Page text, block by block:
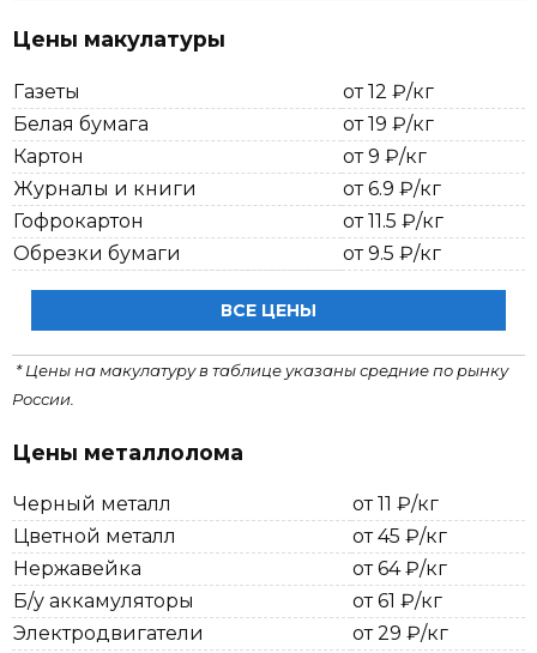
Цены макулатуры
Газеты
от 12 ₽/кг
Белая бумага
от 19 ₽/кг
Картон
от 9 ₽/кг
Журналы и книги
от 6.9 ₽/кг
Гофрокартон
от 11.5 ₽/кг
Обрезки бумаги
от 9.5 ₽/кг
ВСЕ ЦЕНЫ
* Цены на макулатуру в таблице указаны средние по рынку
России.
Цены металлолома
Черный металл
от 11 ₽/кг
Цветной металл
от 45 ₽/кг
Нержавейка
от 64 ₽/кг
Б/у аккамуляторы
от 61 ₽/кг
Электродвигатели
от 29 ₽/кг